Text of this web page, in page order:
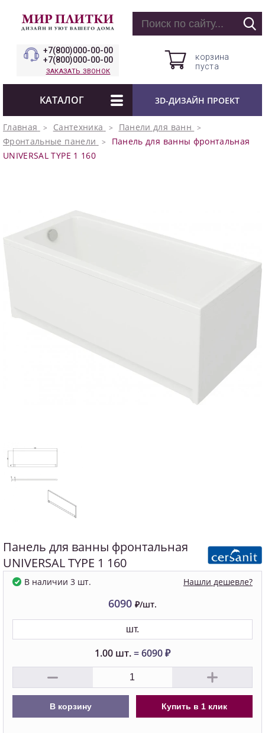
+7(800)000-00-00
+7(800)000-00-00
ЗАКАЗАТЬ ЗВОНОК
корзина
пуста
КАТАЛОГ 3D-ДИЗАЙН ПРОЕКТ
Главная Сантехника
Панели для ванн
Фронтальные панели
Панель для ванны фронтальная
UNIVERSAL TYPE 1 160
Панель для ванны фронтальная
UNIVERSAL TYPE 1 160
В наличии 3 шт. Нашли дешевле?
6090 ₽/шт.
шт.
1.00 шт.=6090₽
В корзину Купить в 1 клик